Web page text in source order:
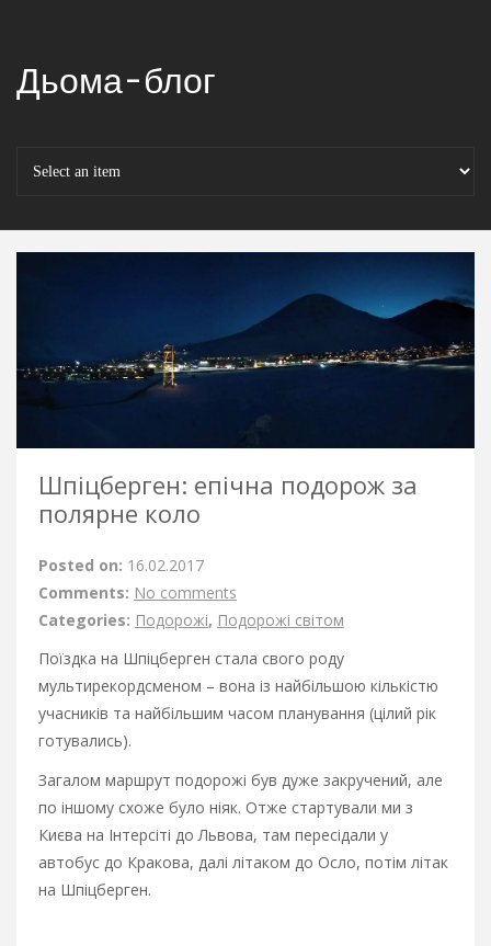
Дьома-блог
Шпіцберген: епічна подорож за
полярне коло
Posted on: 16.02.2017
Comments: No comments
Categories: Подорожі, Подорожі світом
Поїздка на Шпіцберген стала свого роду
мультирекордсменом – вона із найбільшою кількістю
учасників та найбільшим часом планування (цілий рік
готувались).
Загалом маршрут подорожі був дуже закручений, але
по іншому схоже було ніяк. Отже стартували ми з
Києва на Інтерсіті до Львова, там пересідали у
автобус до Кракова, далі літаком до Осло, потім літак
на Шпіцберген.